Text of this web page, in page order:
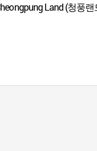
Land (청풍랜